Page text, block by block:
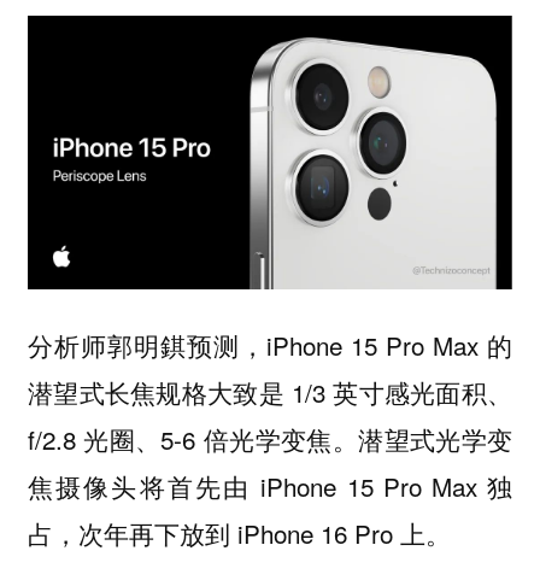
分析师郭明錤预测，iPhone 15 Pro Max 的
潜望式长焦规格大致是 1/3 英寸感光面积、
f/2.8 光圈、5-6 倍光学变焦。潜望式光学变
焦摄像头将首先由 iPhone 15 Pro Max 独
占，次年再下放到 iPhone 16 Pro 上。